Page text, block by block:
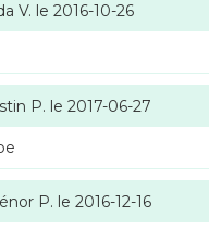
V. le 2016-10-26
P. le 2017-06-27
P. le 2016-12-16